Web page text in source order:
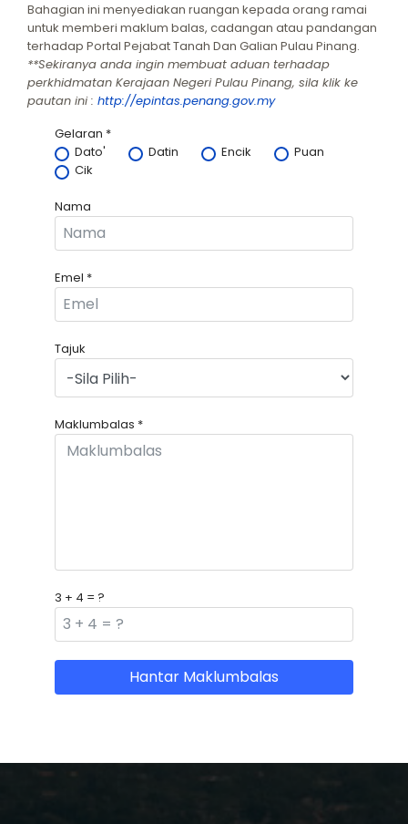
Bahagian ini menyediakan ruangan kepada orang ramai
untuk memberi maklum balas, cadangan atau pandangan
terhadap Portal Pejabat Tanah Dan Galian Pulau Pinang.
**Sekiranya anda ingin membuat aduan terhadap
perkhidmatan Kerajaan Negeri Pulau Pinang, sila klik ke
pautan ini : http://epintas.penang.gov.my
Gelaran *
Dato'
Datin Encik
Puan
Cik
Nama
Emel *
Tajuk
Maklumbalas *
3 + 4 = ?
Hantar Maklumbalas